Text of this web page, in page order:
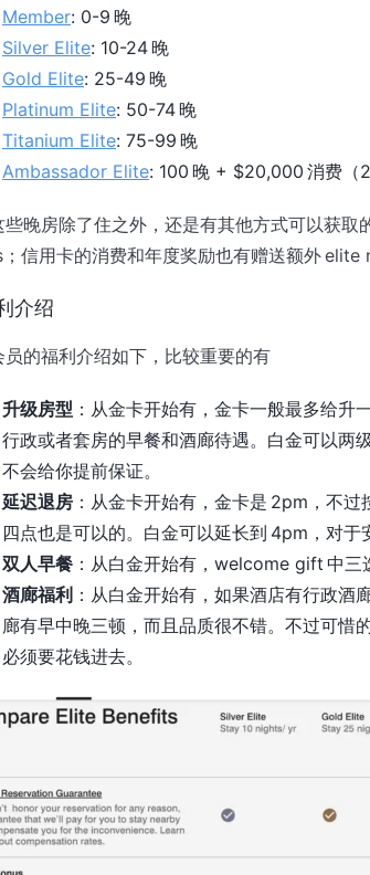
Member: 0-9 晚
Silver Elite: 10-24 晚
Gold Elite: 25-49 晚
Platinum Elite: 50-74 晚
Titanium Elite: 75-99 晚
Ambassador Elite: 100 晚 + $20,000 消费（
些晚房除了住之外，还是有其他方式可以获
信用卡的消费和年度奖励也有赠送额外 elite
介绍
员的福利介绍如下，比较重要的有
升级房型 ：从金卡开始有，金卡一般最多给
行政或者套房的早餐和酒廊待遇。白金可以两
不会给你提前保证。
延迟退房 ：从金卡开始有，金卡是 2pm，不
四点也是可以的。白金可以延长到 4pm，对于
双人早餐 ：从白金开始有，welcome gift 中三
酒廊福利 ：从白金开始有，如果酒店有行政
廊有早中晚三顿，而且品质很不错。不过可惜
必须要花钱进去。